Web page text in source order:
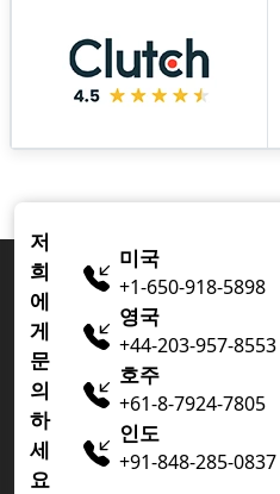
저
희
에
게
문
의
하
세
요
미국
+1-650-918-5898
영국
+44-203-957-8553
호주
+61-8-7924-7805
인도
+91-848-285-0837